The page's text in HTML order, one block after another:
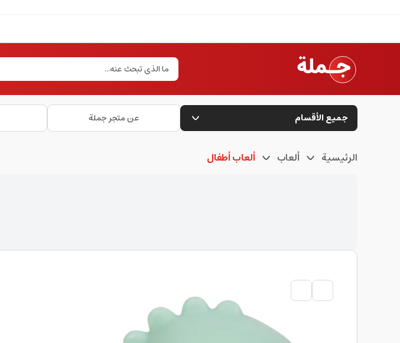
جميع الأقسام عن متجر جملة
الرئيسية ألعاب ألعاب أطفال